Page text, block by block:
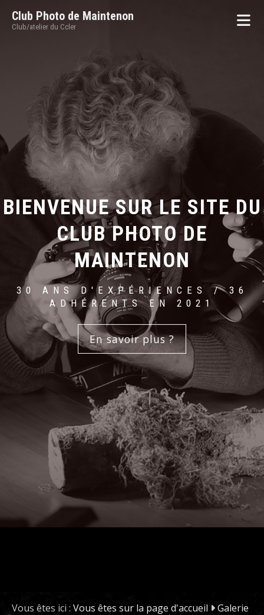
Club Photo de Maintenon
Club/atelier du Ccler
BIENVENUE SUR LE SITE DU
CLUB PHOTO DE
MAINTENON
30 ANS D'EXPÉRIENCES / 36
ADHÉRENTS EN 2021
En savoir plus ?
Vous êtes ici : Vous êtes sur la page d'accueil
Galerie